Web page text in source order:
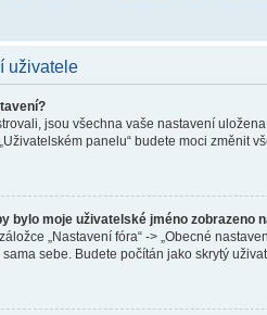
uživatele
jsou všechna vaše nastavení
panelu“ budete moci změnit
bylo moje uživatelské jméno zobrazeno
„Nastavení fóra“ -> „Obecné
sebe. Budete počítán jako skrytý